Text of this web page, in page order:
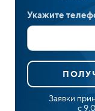
Укажите
Заявки
с